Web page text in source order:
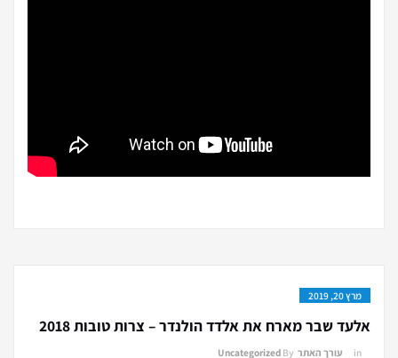
מרץ 20, 2019
אלעד שבר מארח את אלדד הולנדר – צרות טובות 2018
By עורך האתר in
Uncategorized